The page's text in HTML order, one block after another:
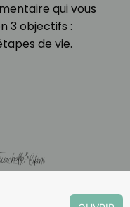
qui vous
3 objectifs :
de vie.